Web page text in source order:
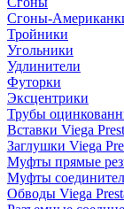
Сгоны-
Тройники
Угольники
Удлинители
Футорки
Эксцентрики
Трубы
Вставки Viega
Заглушки Viega
Муфты прямые
Муфты
Обводы Viega